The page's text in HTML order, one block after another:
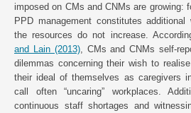
imposed on CMs and CNMs are growing:
PPD management constitutes additional
the resources do not increase.
and Lain (2013), CMs and CNMs self-
dilemmas concerning their wish to
their ideal of themselves as caregivers
call often “uncaring” workplaces.
continuous staff shortages and